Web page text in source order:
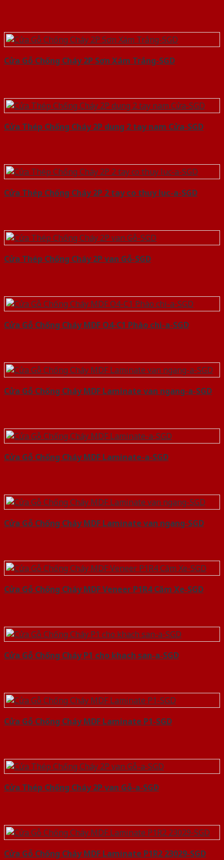
Cửa Gỗ Chống Cháy 2P Sơn Xám Trắng-SGD
Cửa Thép Chống Cháy 2P dung 2 tay nam Cửa-SGD
Cửa Thép Chống Cháy 2P 2 tay co thuy luc-a-SGD
Cửa Thép Chống Cháy 2P van Gỗ-SGD
Cửa Gỗ Chống Cháy MDF O4-C1 Phào chi-a-SGD
Cửa Gỗ Chống Cháy MDF Laminate van ngang-a-SGD
Cửa Gỗ Chống Cháy MDF Laminate-a-SGD
Cửa Gỗ Chống Cháy MDF Laminate van ngang-SGD
Cửa Gỗ Chống Cháy MDF Veneer P1R4 Căm Xe-SGD
Cửa Gỗ Chống Cháy P1 cho khach san-a-SGD
Cửa Gỗ Chống Cháy MDF Laminate P1-SGD
Cửa Thép Chống Cháy 2P van Gỗ-a-SGD
Cửa Gỗ Chống Cháy MDF Laminate P1R2 23029-SGD